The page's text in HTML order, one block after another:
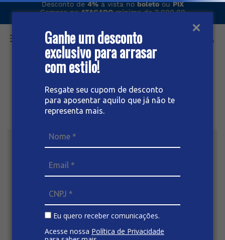
Ganhe um desconto
exclusivo para arrasar
com estilo!
Resgate seu cupom de desconto
para aposentar aquilo que já não te
representa mais.
Eu quero receber comunicações.
Acesse nossa Política de Privacidade
Desconto de4%à vista noboletoouPIX
Compre noATACADOmínimo de 2.000,00
O que você procura hoje?